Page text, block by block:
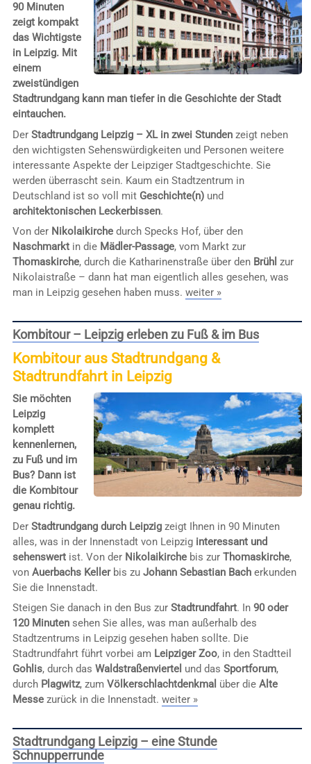
90 Minuten
zeigt kompakt
das Wichtigste
in Leipzig. Mit
einem
zweistündigen
Stadtrundgang kann man tiefer in die Geschichte der Stadt
eintauchen.
Der Stadtrundgang Leipzig – XL in zwei Stundenzeigt neben
den wichtigsten Sehenswürdigkeiten und Personen weitere
interessante Aspekte der Leipziger Stadtgeschichte. Sie
werden überrascht sein. Kaum ein Stadtzentrum in
Deutschland ist so voll mit Geschichte(n)und
architektonischen Leckerbissen.
Von der Nikolaikirchedurch Specks Hof, über den
Naschmarktin die Mädler-Passage, vom Markt zur
Thomaskirche, durch die Katharinenstraße über den Brühl zur
Nikolaistraße – dann hat man eigentlich alles gesehen, was
man in Leipzig gesehen haben muss. weiter »
Kombitour – Leipzig erleben zu Fuß & im Bus
Kombitour aus Stadtrundgang &
Stadtrundfahrt in Leipzig
Sie möchten
Leipzig
komplett
kennenlernen,
zu Fuß und im
Bus? Dann ist
die Kombitour
genau richtig.
Der Stadtrundgang durch Leipzigzeigt Ihnen in 90 Minuten
alles, was in der Innenstadt von Leipzig interessant und
sehenswertist. Von der Nikolaikirchebis zur Thomaskirche,
von Auerbachs Kellerbis zu Johann Sebastian Bacherkunden
Sie die Innenstadt.
Steigen Sie danach in den Bus zur Stadtrundfahrt. In 90 oder
120 Minutensehen Sie alles, was man außerhalb des
Stadtzentrums in Leipzig gesehen haben sollte. Die
Stadtrundfahrt führt vorbei am Leipziger Zoo, in den Stadtteil
Gohlis, durch das Waldstraßenviertel und das Sportforum,
durch Plagwitz, zum Völkerschlachtdenkmal über die Alte
Messezurück in die Innenstadt. weiter »
Stadtrundgang Leipzig – eine Stunde
Schnupperrunde